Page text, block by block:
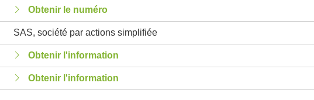
Obtenir le numéro
SAS, société par actions simplifiée
Obtenir l'information
Obtenir l'information